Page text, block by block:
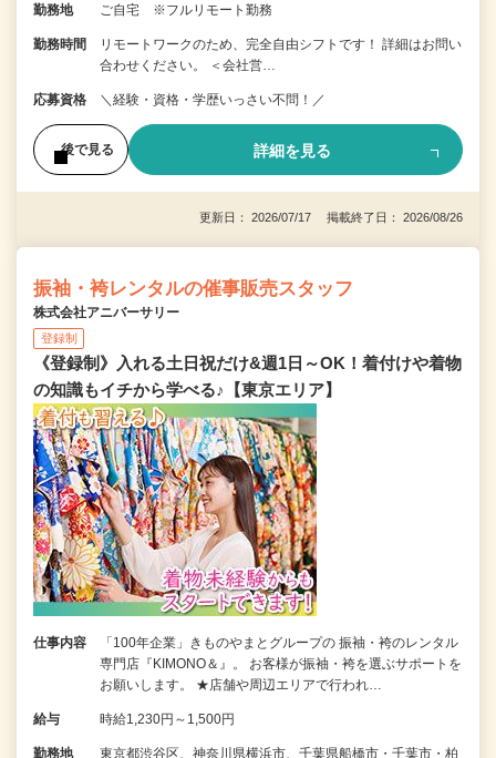
勤務地 ご自宅 ※フルリモート勤務
勤務時間
リモートワークのため、完全自由シフトです！ 詳細はお問い
合わせください。 ＜会社営…
応募資格 ＼経験・資格・学歴いっさい不問！／
後で見る 詳細を見る
更新日： 2026/07/17 掲載終了日： 2026/08/26
振袖・袴レンタルの催事販売スタッフ
株式会社アニバーサリー
登録制
《登録制》入れる土日祝だけ&週1日～OK！着付けや着物
の知識もイチから学べる♪【東京エリア】
仕事内容
「100年企業」きものやまとグループの 振袖・袴のレンタル
専門店『KIMONO＆』。 お客様が振袖・袴を選ぶサポートを
お願いします。 ★店舗や周辺エリアで行われ…
給与 時給1,230円～1,500円
勤務地
東京都渋谷区、神奈川県横浜市、千葉県船橋市・千葉市・柏